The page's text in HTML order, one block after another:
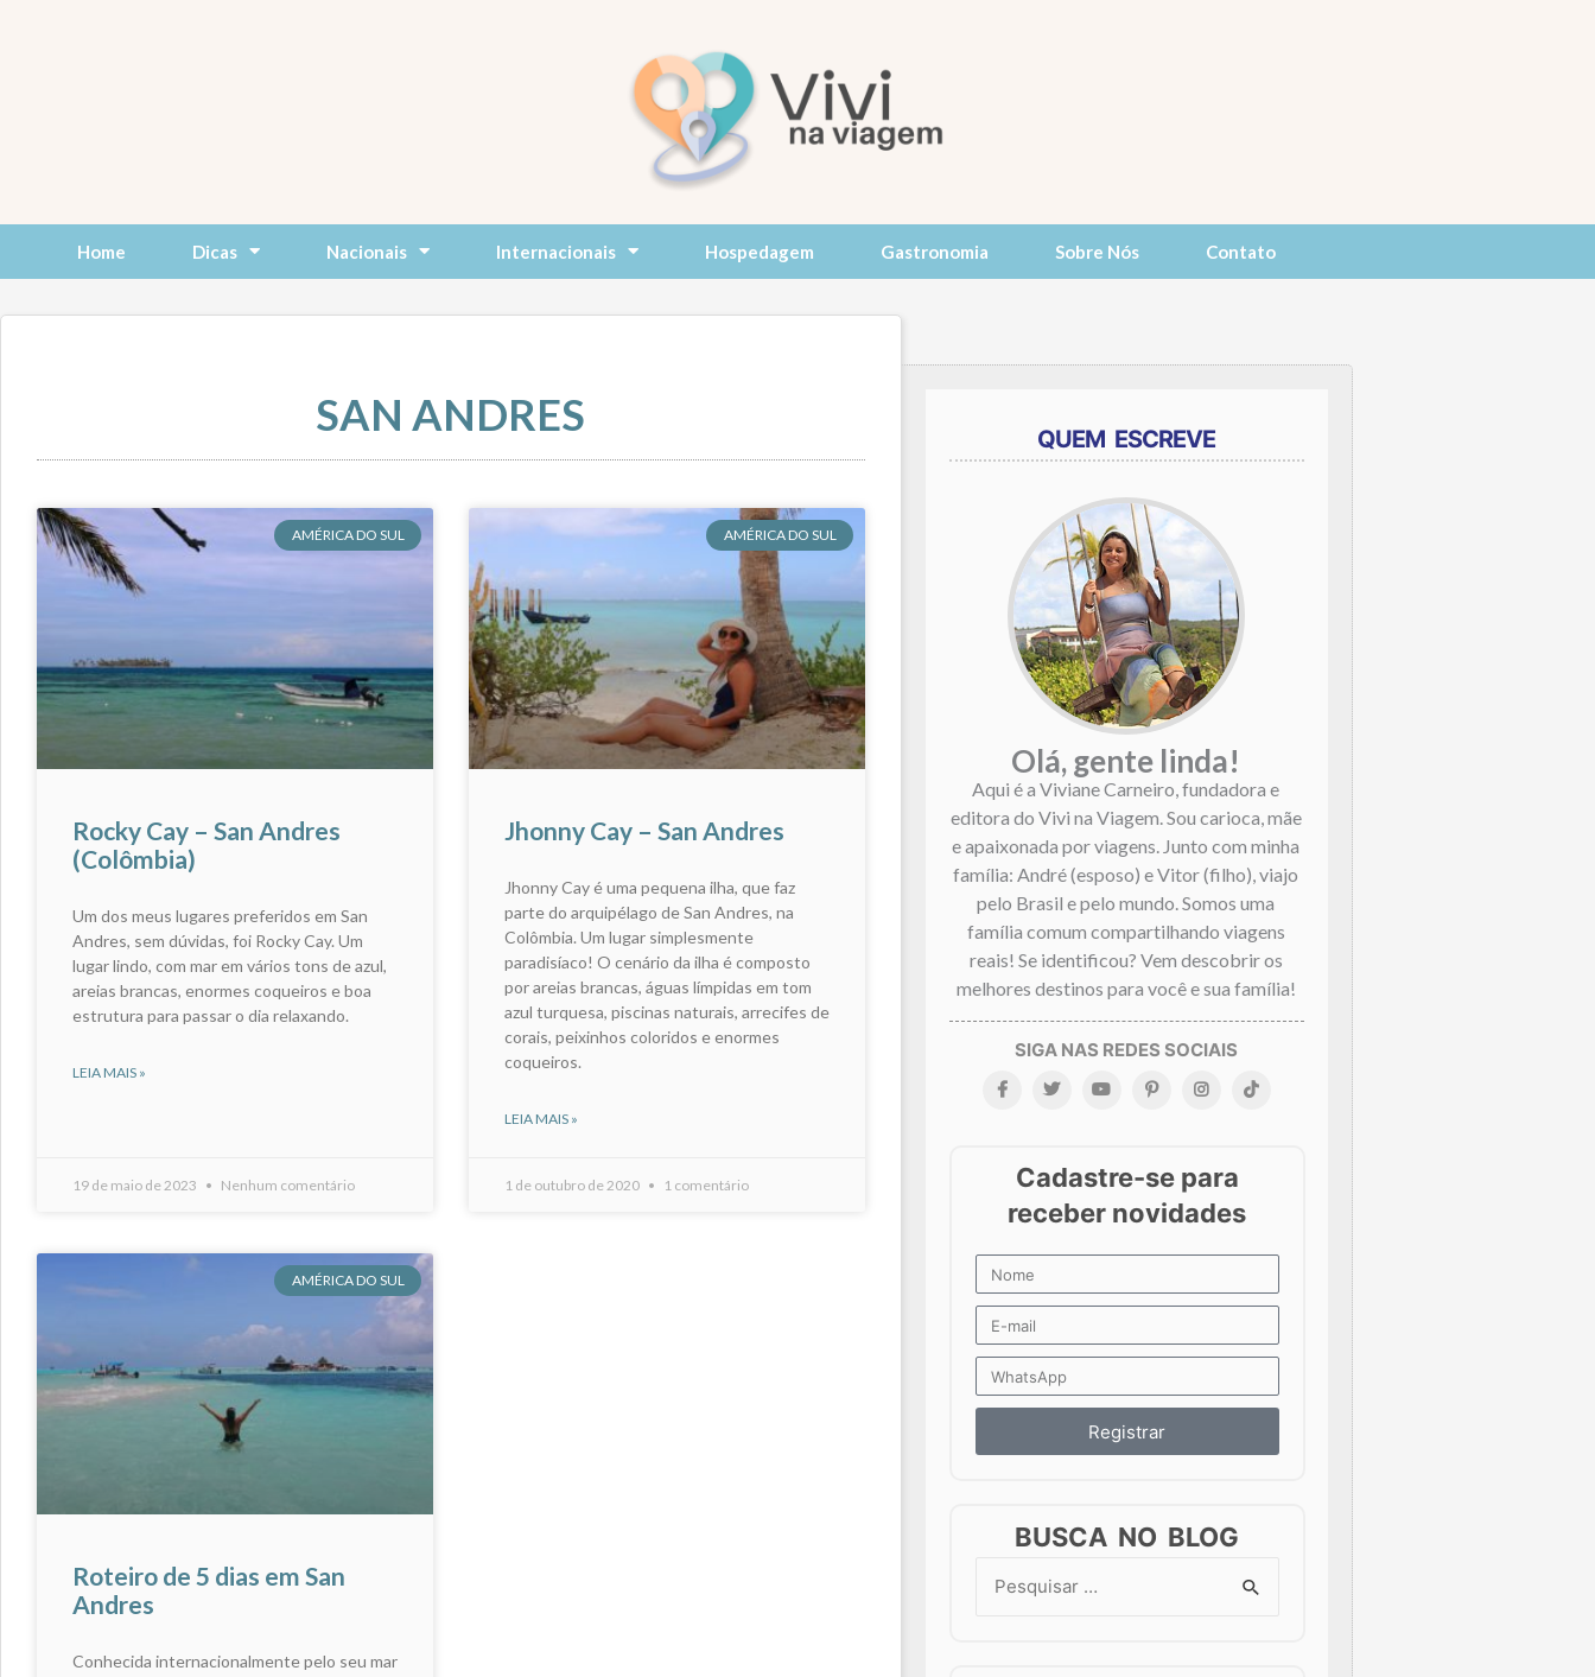
Home Dicas Nacionais Internacionais Hospedagem Gastronomia Sobre Nós Contato
SAN ANDRES
AMÉRICA DO SUL
Rocky Cay – San Andres
(Colômbia)
Um dos meus lugares preferidos em San
Andres, sem dúvidas, foi Rocky Cay. Um
lugar lindo, com mar em vários tons de azul,
areias brancas, enormes coqueiros e boa
estrutura para passar o dia relaxando.
LEIA MAIS »
19 de maio de 2023 Nenhum comentário
AMÉRICA DO SUL
Jhonny Cay – San Andres
Jhonny Cay é uma pequena ilha, que faz
parte do arquipélago de San Andres, na
Colômbia. Um lugar simplesmente
paradisíaco! O cenário da ilha é composto
por areias brancas, águas límpidas em tom
azul turquesa, piscinas naturais, arrecifes de
corais, peixinhos coloridos e enormes
coqueiros.
LEIA MAIS »
1 de outubro de 2020 1 comentário
AMÉRICA DO SUL
Roteiro de 5 dias em San
Andres
Conhecida internacionalmente pelo seu mar
QUEM ESCREVE
Olá, gente linda!
Aqui é a Viviane Carneiro, fundadora e
editora do Vivi na Viagem. Sou carioca, mãe
e apaixonada por viagens. Junto com minha
família: André (esposo) e Vitor (filho), viajo
pelo Brasil e pelo mundo. Somos uma
família comum compartilhando viagens
reais! Se identificou? Vem descobrir os
melhores destinos para você e sua família!
Registrar
BUSCA NO BLOG
Search